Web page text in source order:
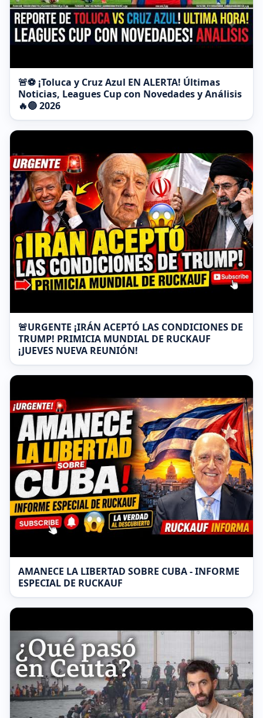
🚨⚽ ¡Toluca y Cruz Azul EN ALERTA! Últimas
Noticias, Leagues Cup con Novedades y Análisis
🔥🔵 2026
🚨URGENTE ¡IRÁN ACEPTÓ LAS CONDICIONES DE
TRUMP! PRIMICIA MUNDIAL DE RUCKAUF
¡JUEVES NUEVA REUNIÓN!
AMANECE LA LIBERTAD SOBRE CUBA - INFORME
ESPECIAL DE RUCKAUF